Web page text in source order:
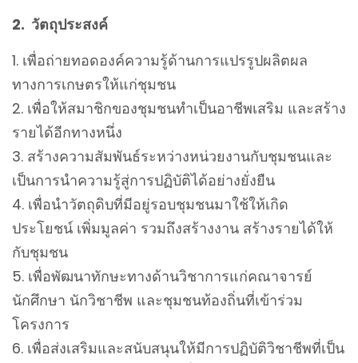
2. วัตถุประสงค์
เพื่อถ่ายทอดองค์ความรู้ด้านการแปรรูปผลิตผล
ทางการเกษตรให้แก่ชุมชน
เพื่อให้สมาชิกของชุมชนทำเป็นอาชีพเสริม และสร้าง
รายได้อีกทางหนึ่ง
สร้างความสัมพันธ์ระหว่างหน่วยงานกับชุมชนและ
เป็นการนำความรู้สู่การปฏิบัติได้อย่างยั่งยืน
เพื่อนำวัตถุดิบที่มีอยู่รอบชุมชนมาใช้ให้เกิด
ประโยชน์ เพิ่มมูลค่า รวมถึงสร้างงาน สร้างรายได้ให้
กับชุมชน
เพื่อพัฒนาทักษะทางด้านวิชาการแก่คณาจารย์
นักศึกษา นักวิชาชีพ และชุมชนท้องถิ่นที่เข้าร่วม
โครงการ
เพื่อส่งเสริมและสนับสนุนให้มีการปฏิบัติวิชาชีพที่เป็น